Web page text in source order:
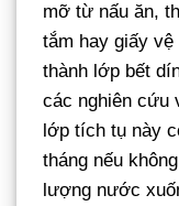
mỡ từ nấu ăn,
tắm hay giấy vệ
thành lớp bết
các nghiên cứu
lớp tích tụ này
tháng nếu
lượng nước